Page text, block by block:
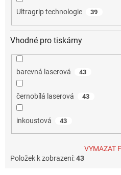
Ultragrip technologie 39
Vhodné pro tiskárny
barevná laserová 43
černobílá laserová 43
inkoustová 43
VYMAZAT
Položek k zobrazení:43